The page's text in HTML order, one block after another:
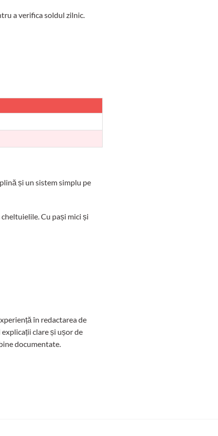
a verifica soldul zilnic.
și un sistem simplu pe
Cu pași mici și
în redactarea de
clare și ușor de
documentate.